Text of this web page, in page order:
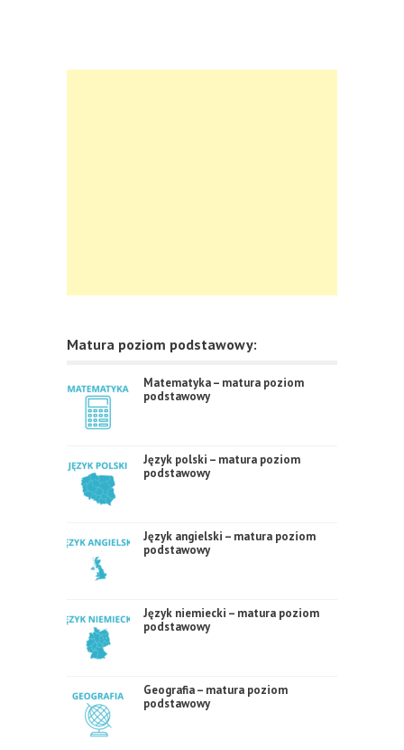
Matura poziom podstawowy:
Matematyka – matura poziom
podstawowy
Język polski – matura poziom
podstawowy
Język angielski – matura poziom
podstawowy
Język niemiecki – matura poziom
podstawowy
Geografia – matura poziom
podstawowy